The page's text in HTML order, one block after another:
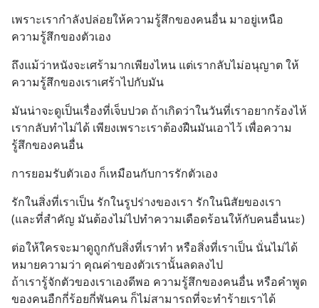
เพราะเรากำลังปล่อยให้ความรู้สึกของคนอื่น มาอยู่เหนือ
ความรู้สึกของตัวเอง
ถึงแม้ว่าหนังจะเศร้ามากเพียงไหน แต่เรากลับไม่อนุญาต ให้
ความรู้สึกของเราเศร้าไปกับมัน
มันน่าจะดูเป็นเรื่องที่เจ็บปวด ถ้าเกิดว่าในวันที่เราอยากร้องไห้
เรากลับทำไม่ได้ เพียงเพราะเราต้องฝืนมันเอาไว้ เพื่อความ
รู้สึกของคนอื่น
การยอมรับตัวเอง ก็เหมือนกับการรักตัวเอง
รักในสิ่งที่เราเป็น รักในรูปร่างของเรา รักในนิสัยของเรา
(และที่สำคัญ มันต้องไม่ไปทำความเดือดร้อนให้กับคนอื่นนะ)
ต่อให้ใครจะมาดูถูกกับสิ่งที่เราทำ หรือสิ่งที่เราเป็น นั่นไม่ได้
หมายความว่า คุณค่าของตัวเรานั้นลดลงไป
ถ้าเรารู้จักตัวของเราเองดีพอ ความรู้สึกของคนอื่น หรือคำพูด
ของคนอืกกี่ร้อยกี่พันคน ก็ไม่สามารถที่จะทำร้ายเราได้